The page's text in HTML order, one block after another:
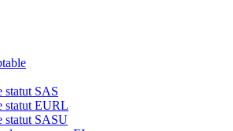
statut SAS
statut EURL
statut SASU